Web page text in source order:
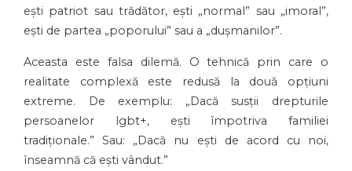
ești patriot sau trădător, ești „normal” sau „imoral”,
ești de partea „poporului” sau a „dușmanilor”.
Aceasta este falsa dilemă. O tehnică prin care o
realitate complexă este redusă la două opțiuni
extreme. De exemplu: „Dacă susții drepturile
persoanelor lgbt+, ești împotriva familiei
tradiționale.” Sau: „Dacă nu ești de acord cu noi,
înseamnă că ești vândut.”